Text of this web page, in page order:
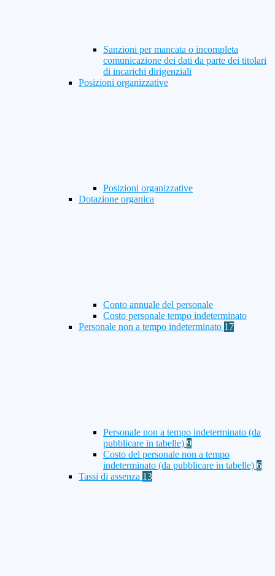
Sanzioni per mancata o incompleta
comunicazione dei dati da parte dei titolari
di incarichi dirigenziali
Posizioni organizzative
Posizioni organizzative
Dotazione organica
Conto annuale del personale
Costo personale tempo indeterminato
Personale non a tempo indeterminato 17
Personale non a tempo indeterminato (da
pubblicare in tabelle) 9
Costo del personale non a tempo
indeterminato (da pubblicare in tabelle) 6
Tassi di assenza 13